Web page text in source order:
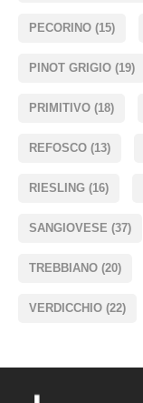
PECORINO (15)
PINOT GRIGIO (19)
PRIMITIVO (18)
REFOSCO (13)
RIESLING (16)
SANGIOVESE (37)
TREBBIANO (20)
VERDICCHIO (22)